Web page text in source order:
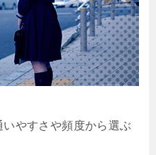
やすさや頻度から選ぶ